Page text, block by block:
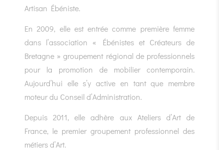
Artisan Ébéniste.
En 2009, elle est entrée comme première femme
dans l’association « Ébénistes et Créateurs de
Bretagne » groupement régional de professionnels
pour la promotion de mobilier contemporain.
Aujourd’hui elle s’y active en tant que membre
moteur du Conseil d’Administration.
Depuis 2011, elle adhère aux Ateliers d’Art de
France, le premier groupement professionnel des
métiers d’Art.